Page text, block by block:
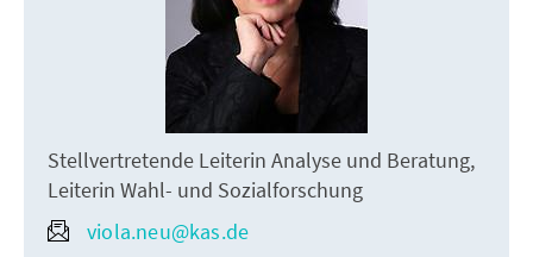
Stellvertretende Leiterin Analyse und Beratung,
Leiterin Wahl- und Sozialforschung
viola.neu@kas.de